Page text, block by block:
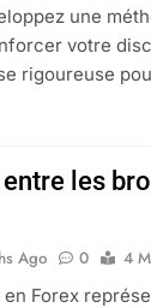
une
votre
rigoureuse
les
Ago 0
4
en Forex